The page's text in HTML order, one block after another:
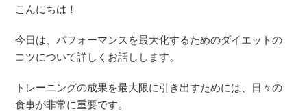
こんにちは！
今日は、パフォーマンスを最大化するためのダイエットの
コツについて詳しくお話しします。
トレーニングの成果を最大限に引き出すためには、日々の
食事が非常に重要です。